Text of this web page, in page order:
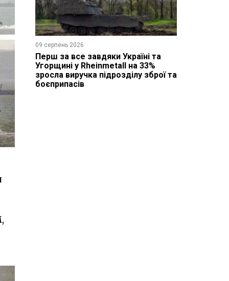
09 серпень 2026
Перш за все завдяки Україні та
Угорщині у Rheinmetall на 33%
зросла виручка підрозділу зброї та
боєприпасів